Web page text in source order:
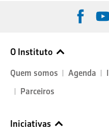
O Instituto
Quem somos Agenda
Parceiros
Iniciativas